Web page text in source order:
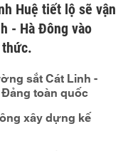
Huệ tiết lộ sẽ vận
- Hà Đông vào
sắt Cát Linh -
toàn quốc
xây dựng kế